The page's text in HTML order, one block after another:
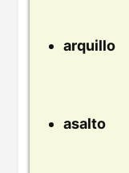
arquillo
asalto